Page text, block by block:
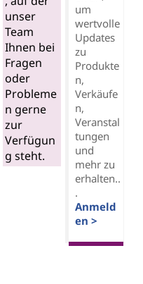
unser
Team
Ihnen bei
Fragen
oder
Probleme
n gerne
zur
Verfügun
g steht.
um
wertvolle
Updates
zu
Produkte
n,
Verkäufe
n,
Veranstal
tungen
und
mehr zu
erhalten..
.
Anmeld
en >